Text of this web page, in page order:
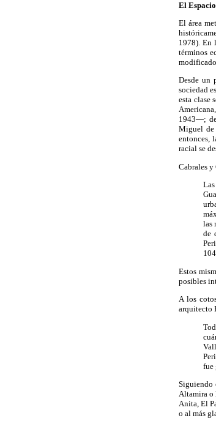
El
El área
1978). En
términos
Desde un
sociedad
esta clase
1943—;
Miguel de
entonces,
racial se
Cabrales y
las
de
Estos
posibles
A los
arquitecto
fue
Siguiendo
Altamira o
Anita, El
o al más